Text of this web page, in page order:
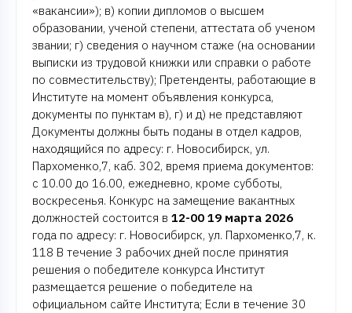
«вакансии»); в) копии дипломов о высшем
образовании, ученой степени, аттестата об ученом
звании; г) сведения о научном стаже (на основании
выписки из трудовой книжки или справки о работе
по совместительству); Претенденты, работающие в
Институте на момент объявления конкурса,
документы по пунктам в), г) и д) не представляют
Документы должны быть поданы в отдел кадров,
находящийся по адресу: г. Новосибирск, ул.
Пархоменко,7, каб. 302, время приема документов:
с 10.00 до 16.00, ежедневно, кроме субботы,
воскресенья. Конкурс на замещение вакантных
должностей состоится в 12-00 19 марта 2026
года по адресу: г. Новосибирск, ул. Пархоменко,7, к.
118 В течение 3 рабочих дней после принятия
решения о победителе конкурса Институт
размещается решение о победителе на
официальном сайте Института; Если в течение 30